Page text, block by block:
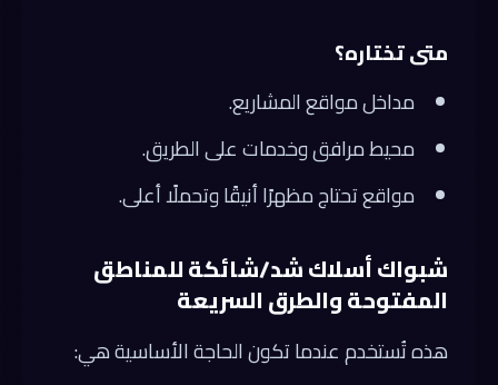
متى تختاره؟
مداخل مواقع المشاريع.
محيط مرافق وخدمات على الطريق.
مواقع تحتاج مظهرًا أنيقًا وتحملًا أعلى.
شبواك أسلاك شد/شائكة للمناطق
المفتوحة والطرق السريعة
هذه تُستخدم عندما تكون الحاجة الأساسية هي: